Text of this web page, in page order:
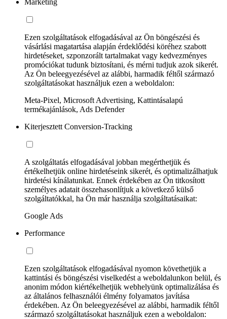
Ezen szolgáltatások elfogadásával az Ön böngészési és
vásárlási magatartása alapján érdeklődési köréhez szabott
hirdetéseket, szponzorált tartalmakat vagy kedvezményes
promóciókat tudunk biztosítani, és mérni tudjuk azok sikerét.
Az Ön beleegyezésével az alábbi, harmadik féltől származó
szolgáltatásokat használjuk ezen a weboldalon:
Meta-Pixel, Microsoft Advertising, Kattintásalapú
termékajánlások, Ads Defender
Kiterjesztett Conversion-Tracking
A szolgáltatás elfogadásával jobban megérthetjük és
értékelhetjük online hirdetéseink sikerét, és optimalizálhatjuk
hirdetési kínálatunkat. Ennek érdekében az Ön titkosított
személyes adatait összehasonlítjuk a következő külső
szolgáltatókkal, ha Ön már használja szolgáltatásaikat:
Google Ads
Performance
Ezen szolgáltatások elfogadásával nyomon követhetjük a
kattintási és böngészési viselkedést a weboldalunkon belül, és
anonim módon kiértékelhetjük webhelyünk optimalizálása és
az általános felhasználói élmény folyamatos javítása
érdekében. Az Ön beleegyezésével az alábbi, harmadik féltől
származó szolgáltatásokat használjuk ezen a weboldalon: